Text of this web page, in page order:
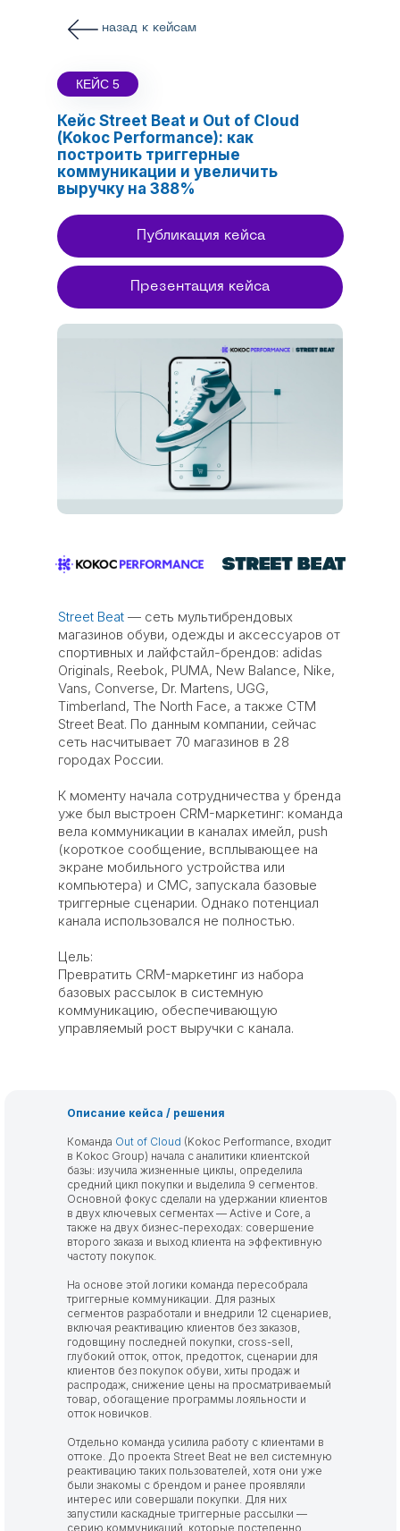
назад к кейсам
Кейс Street Beat и Out of Cloud
(Kokoc Performance): как
построить триггерные
коммуникации и увеличить
выручку на 388%
Street Beat — сеть мультибрендовых
магазинов обуви, одежды и аксессуаров от
спортивных и лайфстайл-брендов: adidas
Originals, Reebok, PUMA, New Balance, Nike,
Vans, Converse, Dr. Martens, UGG,
Timberland, The North Face, а также СТМ
Street Beat. По данным компании, сейчас
сеть насчитывает 70 магазинов в 28
городах России.
К моменту начала сотрудничества у бренда
уже был выстроен CRM-маркетинг: команда
вела коммуникации в каналах имейл, push
(короткое сообщение, всплывающее на
экране мобильного устройства или
компьютера) и СМС, запускала базовые
триггерные сценарии. Однако потенциал
канала использовался не полностью.
Цель:
Превратить CRM-маркетинг из набора
базовых рассылок в системную
коммуникацию, обеспечивающую
управляемый рост выручки с канала.
КЕЙС 5
Публикация кейса
Презентация кейса
Описание кейса / решения
Команда Out of Cloud (Kokoc Performance, входит
в Kokoc Group) начала с аналитики клиентской
базы: изучила жизненные циклы, определила
средний цикл покупки и выделила 9 сегментов.
Основной фокус сделали на удержании клиентов
в двух ключевых сегментах — Active и Core, а
также на двух бизнес-переходах: совершение
второго заказа и выход клиента на эффективную
частоту покупок.
На основе этой логики команда пересобрала
триггерные коммуникации. Для разных
сегментов разработали и внедрили 12 сценариев,
включая реактивацию клиентов без заказов,
годовщину последней покупки, cross-sell,
глубокий отток, отток, предотток, сценарии для
клиентов без покупок обуви, хиты продаж и
распродаж, снижение цены на просматриваемый
товар, обогащение программы лояльности и
отток новичков.
Отдельно команда усилила работу с клиентами в
оттоке. До проекта Street Beat не вел системную
реактивацию таких пользователей, хотя они уже
были знакомы с брендом и ранее проявляли
интерес или совершали покупки. Для них
запустили каскадные триггерные рассылки —
серию коммуникаций, которые постепенно